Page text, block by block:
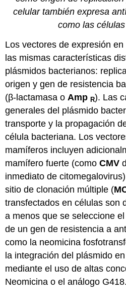
celular también expresa
como las
Los vectores de expresión
las mismas características
plásmidos bacterianos:
origen y gen de resistencia
(β-lactamasa o AmpR). Las
generales del plásmido
transporte y la propagación
célula bacteriana. Los
mamíferos incluyen
mamífero fuerte (comoCMV
inmediato de
sitio de clonación múltiple (
transfectados en células son
a menos que se seleccione
de un gen de resistencia a
como la neomicina
la integración del plásmido
mediante el uso de altas
Neomicina o el análogo G418.